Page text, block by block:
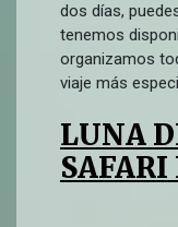
dos días,
tenemos
organizamos
viaje más
LUNA